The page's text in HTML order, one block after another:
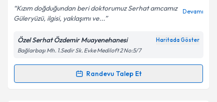
E-posta Adresiniz
Kişisel verilerimin işlenmesine ilişkin
Metni'ni okudum ve kişisel verilerimin belirtilen
kapsamda işlenmesini kabul ediyorum.
Kızım doğduğundan beri doktorumuz Serhat amcamız
Güleryüzü, ilgisi, yaklaşımı ve...
Devamı
Özel Serhat Özdemir Muayenehanesi Haritada Göster
Bağlarbaşı Mh. 1.Sedir Sk. Evke Mediloft 2 No:5/7
Randevu Talep Et
Randevu Takvimi Talebi